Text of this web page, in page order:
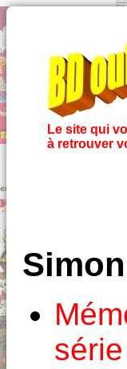
Le site qui
à retrouver
série